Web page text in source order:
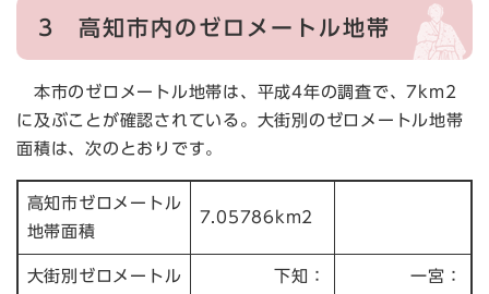
3 高知市内のゼロメートル地帯
本市のゼロメートル地帯は、平成4年の調査で、7km2
に及ぶことが確認されている。大街別のゼロメートル地帯
面積は、次のとおりです。
高知市ゼロメートル
地帯面積
7.05786km2
大街別ゼロメートル
下知：
一宮：